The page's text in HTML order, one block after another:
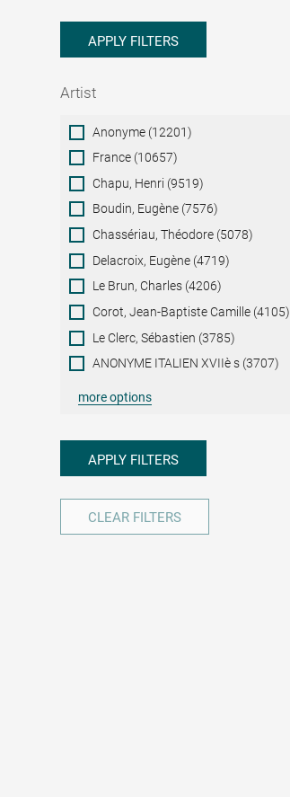
APPLY FILTERS
Artist
ArtistAnonyme (12201)
France (10657)
Chapu, Henri (9519)
Boudin, Eugène (7576)
Chassériau, Théodore (5078)
Delacroix, Eugène (4719)
Le Brun, Charles (4206)
Corot, Jean-Baptiste Camille (4105)
Le Clerc, Sébastien (3785)
ANONYME ITALIEN XVIIè s (3707)
more options
APPLY FILTERS
CLEAR FILTERS